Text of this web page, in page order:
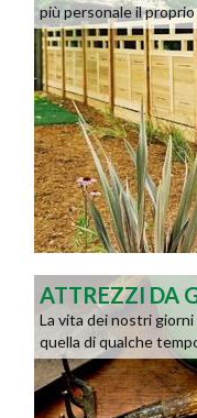
più personale il proprio
ATTREZZI DA
La vita dei nostri
quella di qualche